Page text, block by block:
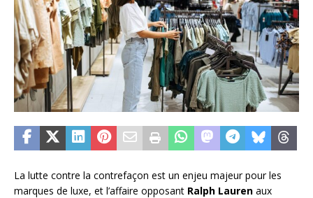
La lutte contre la contrefaçon est un enjeu majeur pour les
marques de luxe, et l’affaire opposant Ralph Lauren aux